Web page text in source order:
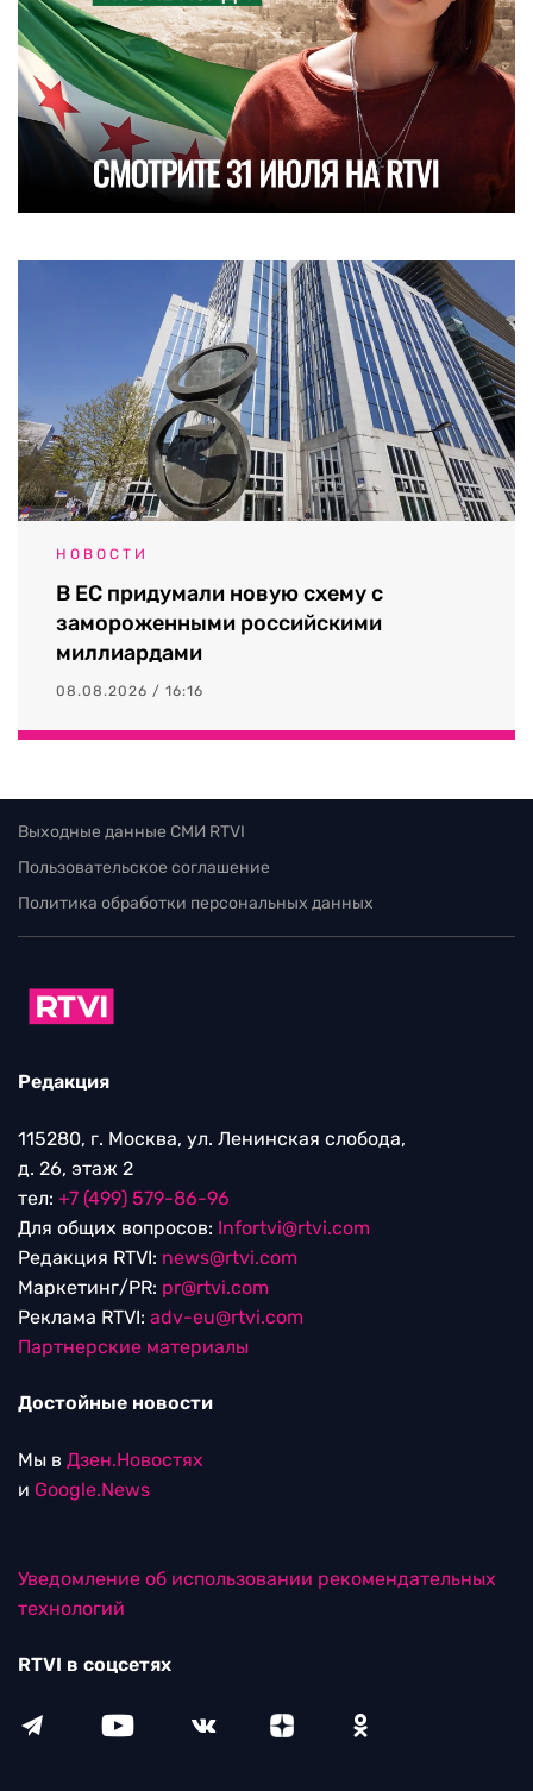
НОВОСТИ
В ЕС придумали новую схему с
замороженными российскими
миллиардами
08.08.2026 / 16:16
Выходные данные СМИ RTVI
Пользовательское соглашение
Политика обработки персональных данных
Редакция
115280, г. Москва, ул. Ленинская слобода,
д. 26, этаж 2
тел: +7 (499) 579-86-96
Для общих вопросов: Infortvi@rtvi.com
Редакция RTVI: news@rtvi.com
Маркетинг/PR: pr@rtvi.com
Реклама RTVI: adv-eu@rtvi.com
Партнерские материалы
Достойные новости
Мы в Дзен.Новостях
и Google.News
Уведомление об использовании рекомендательных
технологий
RTVI в соцсетях